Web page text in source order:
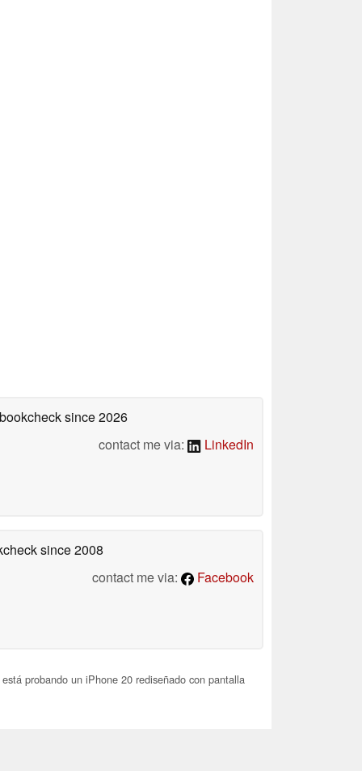
since 2026
contact me via:
LinkedIn
since 2008
contact me via:
Facebook
probando un iPhone 20 rediseñado con pantalla